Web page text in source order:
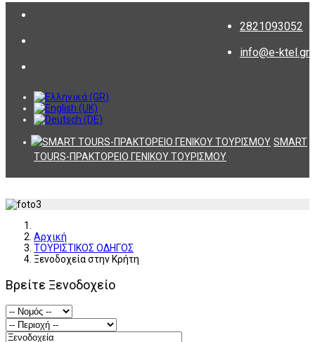
2821093052
info@e-ktel.gr
SMART
TOURS-ΠΡΑΚΤΟΡΕΙΟ ΓΕΝΙΚΟΥ ΤΟΥΡΙΣΜΟΥ
Αρχική
ΤΟΥΡΙΣΤΙΚΟΣ ΟΔΗΓΟΣ
Ξενοδοχεία στην Κρήτη
Βρείτε Ξενοδοχείο